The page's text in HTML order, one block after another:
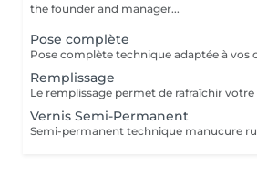
the founder and manager...
Pose complète
Remplissage
Vernis Semi-Permanent